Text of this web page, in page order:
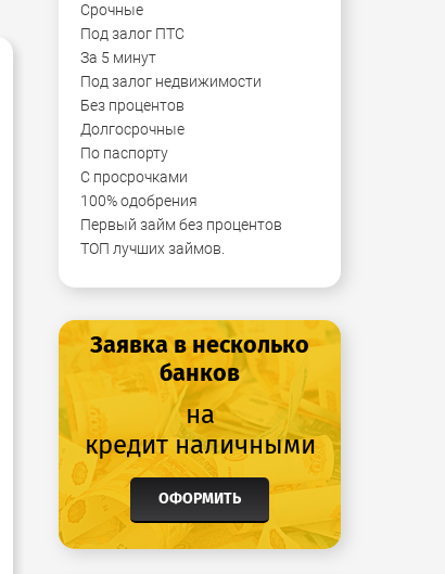
Срочные
Под залог ПТС
За 5 минут
Под залог недвижимости
Без процентов
Долгосрочные
По паспорту
С просрочками
100% одобрения
Первый займ без процентов
ТОП лучших займов.
Заявка в несколько
банков
на
кредит наличными
ОФОРМИТЬ